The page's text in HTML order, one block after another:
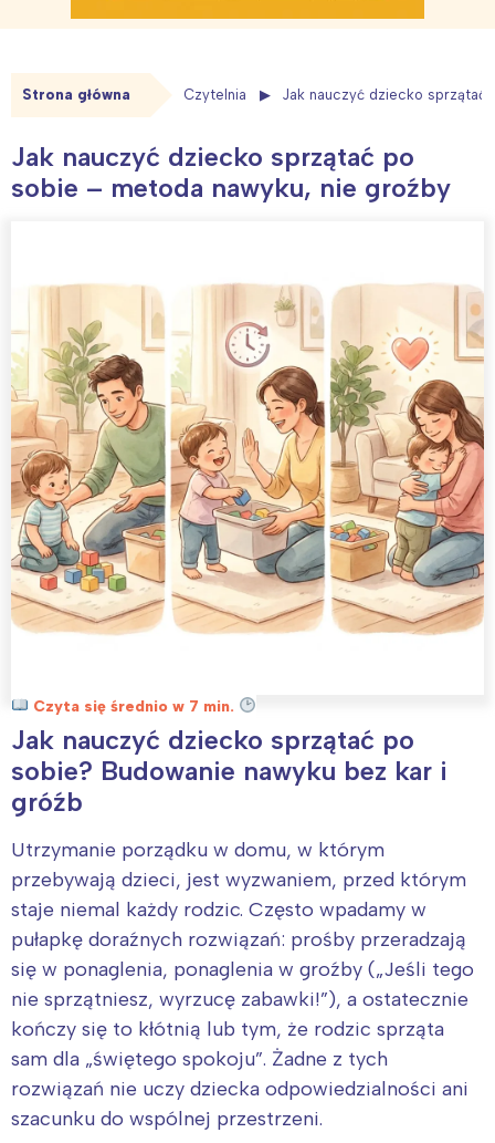
Strona główna Czytelnia Jak nauczyć dziecko sprzątać
Jak nauczyć dziecko sprzątać po
sobie – metoda nawyku, nie groźby
Czyta się średnio w 7 min.
Jak nauczyć dziecko sprzątać po
sobie? Budowanie nawyku bez kar i
gróźb
Utrzymanie porządku w domu, w którym
przebywają dzieci, jest wyzwaniem, przed którym
staje niemal każdy rodzic. Często wpadamy w
pułapkę doraźnych rozwiązań: prośby przeradzają
się w ponaglenia, ponaglenia w groźby („Jeśli tego
nie sprzątniesz, wyrzucę zabawki!”), a ostatecznie
kończy się to kłótnią lub tym, że rodzic sprząta
sam dla „świętego spokoju”. Żadne z tych
rozwiązań nie uczy dziecka odpowiedzialności ani
szacunku do wspólnej przestrzeni.